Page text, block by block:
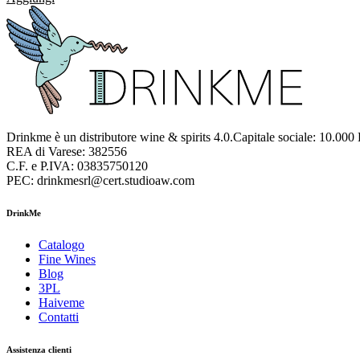
Drinkme è un distributore wine & spirits 4.0.Capitale sociale: 10.000
REA di Varese: 382556
C.F. e P.IVA: 03835750120
PEC: drinkmesrl@cert.studioaw.com
DrinkMe
Catalogo
Fine Wines
Blog
3PL
Haiveme
Contatti
Assistenza clienti